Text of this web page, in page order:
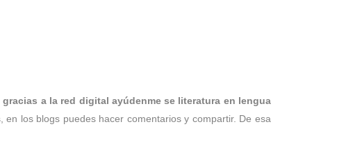
gracias a la red digital ayúdenme se literatura en lengua
los blogs puedes hacer comentarios y compartir. De esa